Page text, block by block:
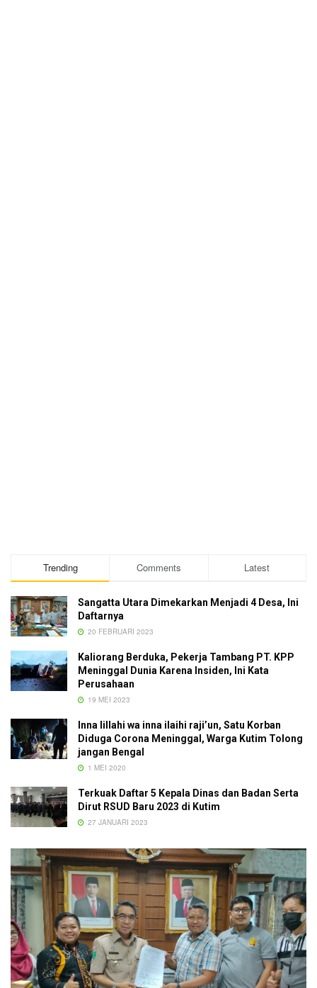
Trending Comments Latest
Sangatta Utara Dimekarkan Menjadi 4 Desa, Ini
Daftarnya
20 FEBRUARI 2023
Kaliorang Berduka, Pekerja Tambang PT. KPP
Meninggal Dunia Karena Insiden, Ini Kata
Perusahaan
19 MEI 2023
Inna lillahi wa inna ilaihi raji’un, Satu Korban
Diduga Corona Meninggal, Warga Kutim Tolong
jangan Bengal
1 MEI 2020
Terkuak Daftar 5 Kepala Dinas dan Badan Serta
Dirut RSUD Baru 2023 di Kutim
27 JANUARI 2023